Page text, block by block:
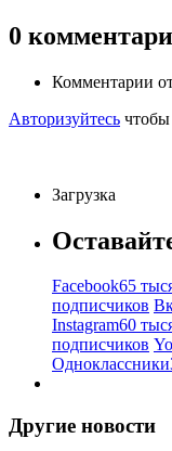
0
Комментарии
Авторизуйтесь
Загрузка
Facebook65
подписчиков
Instagram60
подписчиков
Одноклассники
Другие новости